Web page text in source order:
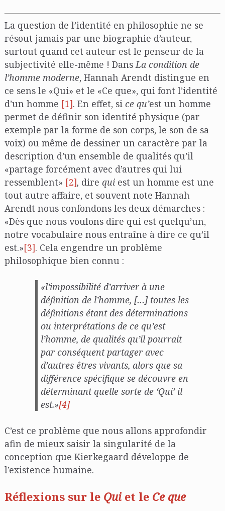
La question de l’identité en philosophie ne se
résout jamais par une biographie d’auteur,
surtout quand cet auteur est le penseur de la
subjectivité elle-même ! Dans La condition de
l’homme moderne, Hannah Arendt distingue en
ce sens le «Qui» et le «Ce que», qui font l’identité
d’un homme [1]. En effet, si ce qu’est un homme
permet de définir son identité physique (par
exemple par la forme de son corps, le son de sa
voix) ou même de dessiner un caractère par la
description d’un ensemble de qualités qu’il
«partage forcément avec d’autres qui lui
ressemblent» [2], dire qui est un homme est une
tout autre affaire, et souvent note Hannah
Arendt nous confondons les deux démarches :
«Dès que nous voulons dire qui est quelqu’un,
notre vocabulaire nous entraîne à dire ce qu’il
est.»[3]. Cela engendre un problème
philosophique bien connu :
«l’impossibilité d’arriver à une
définition de l’homme, […] toutes les
définitions étant des déterminations
ou interprétations de ce qu’est
l’homme, de qualités qu’il pourrait
par conséquent partager avec
d’autres êtres vivants, alors que sa
différence spécifique se découvre en
déterminant quelle sorte de ‘Qui’ il
est.»[4]
C’est ce problème que nous allons approfondir
afin de mieux saisir la singularité de la
conception que Kierkegaard développe de
l’existence humaine.
Réflexions sur le Quiet le Ce que